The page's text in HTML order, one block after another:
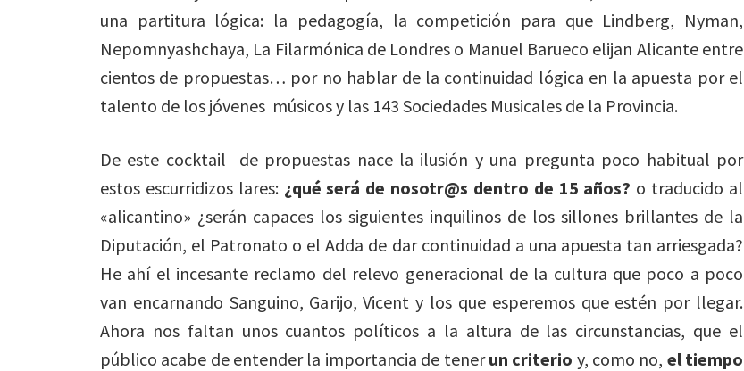
una partitura lógica: la pedagogía, la competición para que Lindberg, Nyman,
Nepomnyashchaya, La Filarmónica de Londres o Manuel Barueco elijan Alicante entre
cientos de propuestas… por no hablar de la continuidad lógica en la apuesta por el
talento de los jóvenes músicos y las 143 Sociedades Musicales de la Provincia.
De este cocktail de propuestas nace la ilusión y una pregunta poco habitual por
estos escurridizos lares: ¿qué será de nosotr@s dentro de 15 años? o traducido al
«alicantino» ¿serán capaces los siguientes inquilinos de los sillones brillantes de la
Diputación, el Patronato o el Adda de dar continuidad a una apuesta tan arriesgada?
He ahí el incesante reclamo del relevo generacional de la cultura que poco a poco
van encarnando Sanguino, Garijo, Vicent y los que esperemos que estén por llegar.
Ahora nos faltan unos cuantos políticos a la altura de las circunstancias, que el
público acabe de entender la importancia de tenerun criterio y, como no, el tiempo